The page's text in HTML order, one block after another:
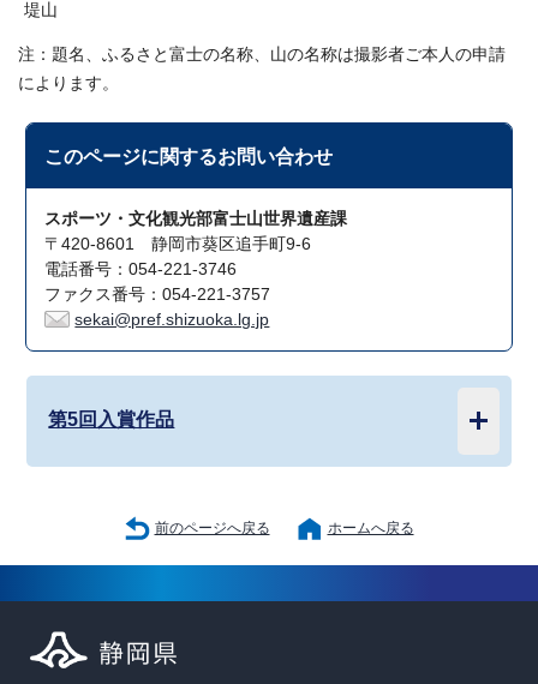
堤山
注：題名、ふるさと富士の名称、山の名称は撮影者ご本人の申請
によります。
このページに関するお問い合わせ
スポーツ・文化観光部富士山世界遺産課
〒420-8601 静岡市葵区追手町9-6
電話番号：054-221-3746
ファクス番号：054-221-3757
sekai@pref.shizuoka.lg.jp
第5回入賞作品
前のページへ戻る ホームへ戻る